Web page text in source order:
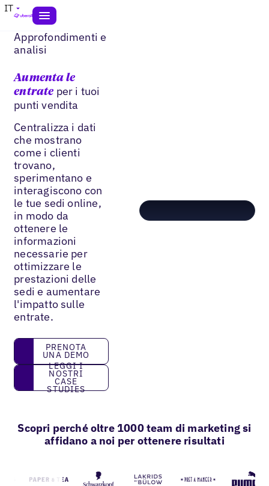
IT
Approfondimenti e
analisi
Aumenta le
entrate per i tuoi
punti vendita
Centralizza i dati
che mostrano
come i clienti
trovano,
sperimentano e
interagiscono con
le tue sedi online,
in modo da
ottenere le
informazioni
necessarie per
ottimizzare le
prestazioni delle
sedi e aumentare
l'impatto sulle
entrate.
Prenota una demo
PRENOTA
UNA DEMO
Leggi i nostri case studies
LEGGI I
NOSTRI
CASE
STUDIES
Scopri perché oltre 1000 team di marketing si
affidano a noi per ottenere risultati